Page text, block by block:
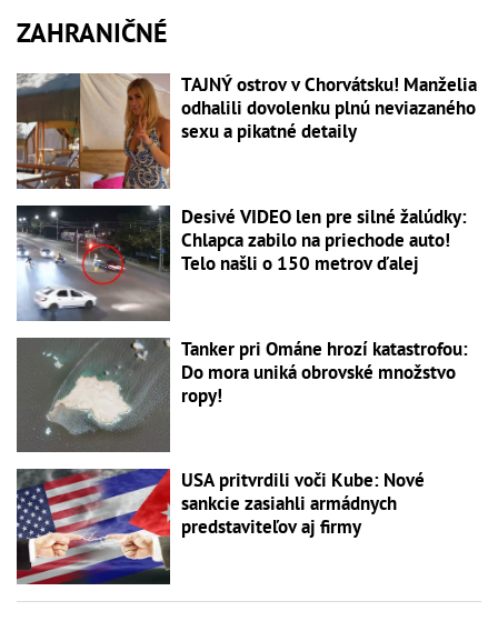
ZAHRANIČNÉ
TAJNÝ ostrov v Chorvátsku! Manželia
odhalili dovolenku plnú neviazaného
sexu a pikatné detaily
Desivé VIDEO len pre silné žalúdky:
Chlapca zabilo na priechode auto!
Telo našli o 150 metrov ďalej
Tanker pri Ománe hrozí katastrofou:
Do mora uniká obrovské množstvo
ropy!
USA pritvrdili voči Kube: Nové
sankcie zasiahli armádnych
predstaviteľov aj firmy